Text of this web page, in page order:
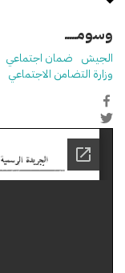
وسومـــــ
الجيش ضمان اجتماعي
وزارة التضامن الاجتماعي